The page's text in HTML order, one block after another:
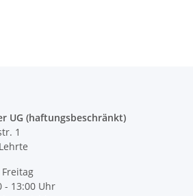
UG (haftungsbeschränkt)
1
- 13:00 Uhr